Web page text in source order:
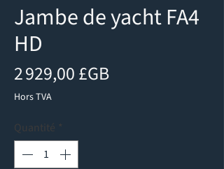
Jambe de yacht FA4
HD
2 929,00 £GBPrix
Hors TVA
Quantité *